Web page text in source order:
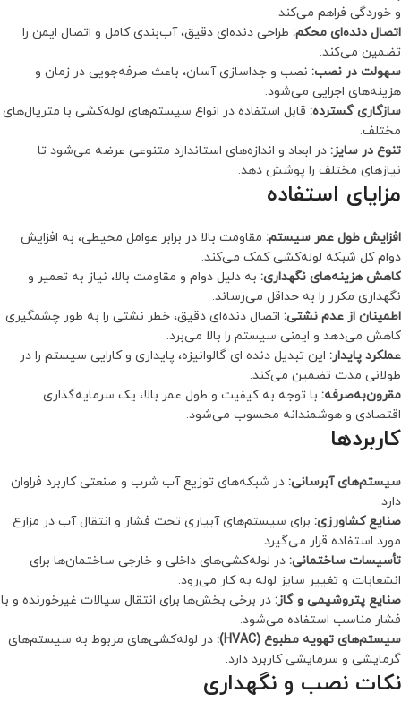
و خوردگی فراهم می‌کند.
اتصال دنده‌ای محکم: طراحی دنده‌ای دقیق، آب‌بندی کامل و اتصال ایمن را
تضمین می‌کند.
سهولت در نصب: نصب و جداسازی آسان، باعث صرفه‌جویی در زمان و
هزینه‌های اجرایی می‌شود.
سازگاری گسترده: قابل استفاده در انواع سیستم‌های لوله‌کشی با متریال‌های
مختلف.
تنوع در سایز: در ابعاد و اندازه‌های استاندارد متنوعی عرضه می‌شود تا
نیازهای مختلف را پوشش دهد.
مزایای استفاده
افزایش طول عمر سیستم: مقاومت بالا در برابر عوامل محیطی، به افزایش
دوام کل شبکه لوله‌کشی کمک می‌کند.
کاهش هزینه‌های نگهداری: به دلیل دوام و مقاومت بالا، نیاز به تعمیر و
نگهداری مکرر را به حداقل می‌رساند.
اطمینان از عدم نشتی: اتصال دنده‌ای دقیق، خطر نشتی را به طور چشمگیری
کاهش می‌دهد و ایمنی سیستم را بالا می‌برد.
عملکرد پایدار: این تبدیل دنده ای گالوانیزه، پایداری و کارایی سیستم را در
طولانی مدت تضمین می‌کند.
مقرون‌به‌صرفه: با توجه به کیفیت و طول عمر بالا، یک سرمایه‌گذاری
اقتصادی و هوشمندانه محسوب می‌شود.
کاربردها
سیستم‌های آبرسانی: در شبکه‌های توزیع آب شرب و صنعتی کاربرد فراوان
دارد.
صنایع کشاورزی: برای سیستم‌های آبیاری تحت فشار و انتقال آب در مزارع
مورد استفاده قرار می‌گیرد.
تأسیسات ساختمانی: در لوله‌کشی‌های داخلی و خارجی ساختمان‌ها برای
انشعابات و تغییر سایز لوله به کار می‌رود.
صنایع پتروشیمی و گاز: در برخی بخش‌ها برای انتقال سیالات غیرخورنده و با
فشار مناسب استفاده می‌شود.
سیستم‌های تهویه مطبوع (HVAC):
در لوله‌کشی‌های مربوط به سیستم‌های
گرمایشی و سرمایشی کاربرد دارد.
نکات نصب و نگهداری